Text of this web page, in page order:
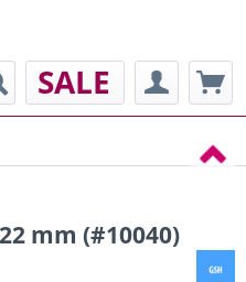
SALE
mm (#10040)